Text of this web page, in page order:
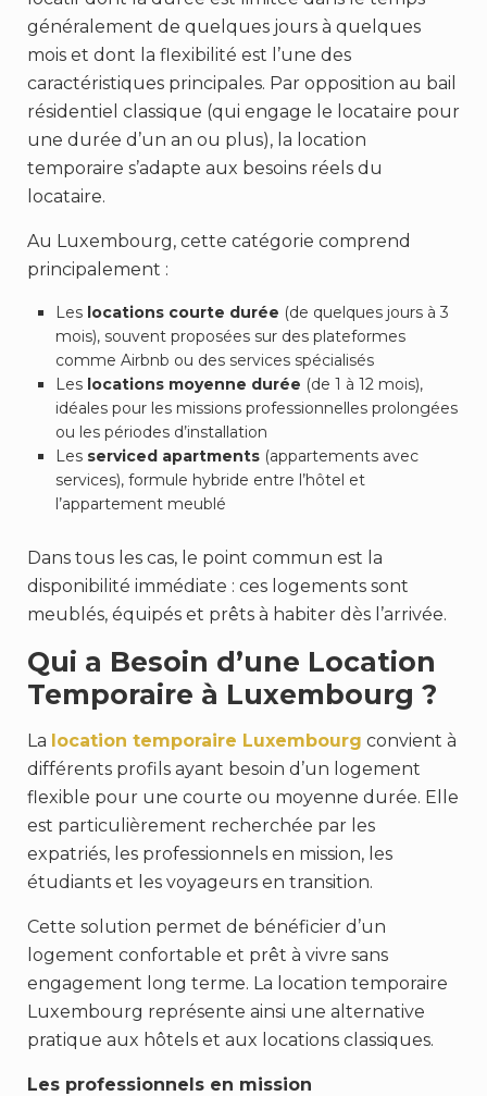
généralement de quelques jours à quelques
mois et dont la flexibilité est l’une des
caractéristiques principales. Par opposition au bail
résidentiel classique (qui engage le locataire pour
une durée d’un an ou plus), la location
temporaire s’adapte aux besoins réels du
locataire.
Au Luxembourg, cette catégorie comprend
principalement :
Les locations courte durée (de quelques jours à 3
mois), souvent proposées sur des plateformes
comme Airbnb ou des services spécialisés
Les locations moyenne durée (de 1 à 12 mois),
idéales pour les missions professionnelles prolongées
ou les périodes d’installation
Les serviced apartments (appartements avec
services), formule hybride entre l’hôtel et
l’appartement meublé
Dans tous les cas, le point commun est la
disponibilité immédiate : ces logements sont
meublés, équipés et prêts à habiter dès l’arrivée.
Qui a Besoin d’une Location
Temporaire à Luxembourg ?
La location temporaire Luxembourg convient à
différents profils ayant besoin d’un logement
flexible pour une courte ou moyenne durée. Elle
est particulièrement recherchée par les
expatriés, les professionnels en mission, les
étudiants et les voyageurs en transition.
Cette solution permet de bénéficier d’un
logement confortable et prêt à vivre sans
engagement long terme. La location temporaire
Luxembourg représente ainsi une alternative
pratique aux hôtels et aux locations classiques.
Les professionnels en mission